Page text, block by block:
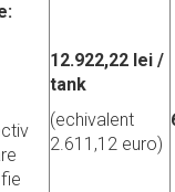
12.922,22 lei /
tank
(echivalent
2.611,12 euro)